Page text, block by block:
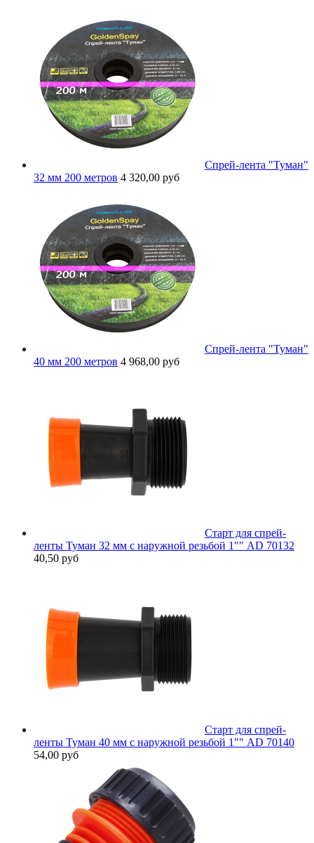
Спрей-лента "Туман"
32 мм 200 метров 4 320,00 руб
Спрей-лента "Туман"
40 мм 200 метров 4 968,00 руб
Старт для спрей-
ленты Туман 32 мм с наружной резьбой 1"" AD 70132
40,50 руб
Старт для спрей-
ленты Туман 40 мм с наружной резьбой 1"" AD 70140
54,00 руб